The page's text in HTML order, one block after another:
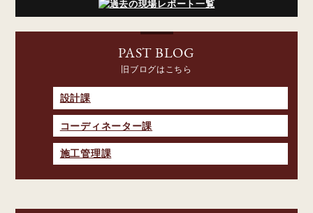
PAST BLOG
旧ブログはこちら
設計課
コーディネーター課
施工管理課